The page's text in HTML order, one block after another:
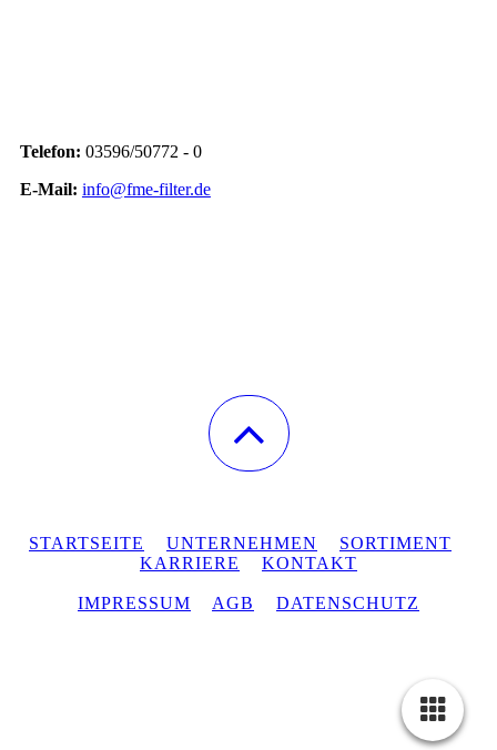
Telefon: 03596/50772 - 0
E-Mail: info@fme-filter.de
STARTSEITE UNTERNEHMEN
SORTIMENT
KARRIERE
KONTAKT
IMPRESSUM AGB DATENSCHUTZ